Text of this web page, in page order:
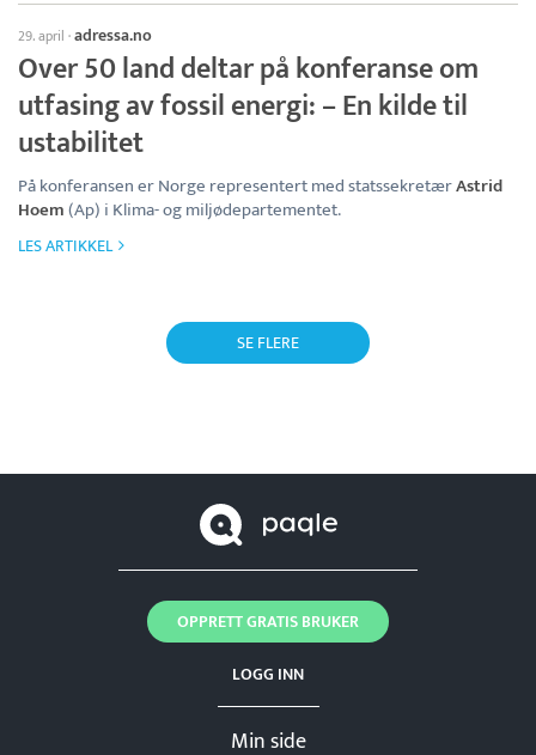
29. april ·adressa.no
Over 50 land deltar på konferanse om
utfasing av fossil energi: – En kilde til
ustabilitet
På konferansen er Norge representert med statssekretærAstrid
Hoem(Ap) i Klima- og miljødepartementet.
LES ARTIKKEL
SE FLERE
Min side
LOGG INN
OPPRETT GRATIS BRUKER